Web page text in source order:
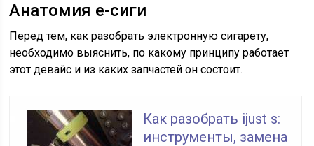
Анатомия е-сиги
Перед тем, как разобрать электронную сигарету,
необходимо выяснить, по какому принципу работает
этот девайс и из каких запчастей он состоит.
Как разобрать ijust s:
инструменты, замена